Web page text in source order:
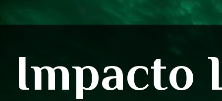
Impacto